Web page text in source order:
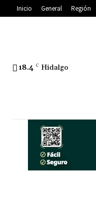
Inicio General Región
18.4 C Hidalgo